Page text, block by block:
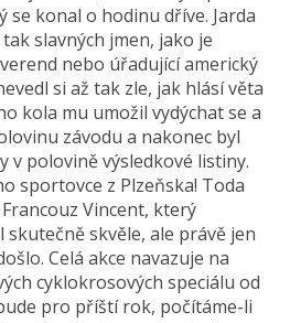
se konal o hodinu dříve. Jarda
slavných jmen, jako je
nebo úřadující americký
si až tak zle, jak hlásí věta
kola mu umožil vydýchat se a
závodu a nakonec byl
v polovině výsledkové listiny.
sportovce z Plzeňska! Toda
Vincent, který
skutečně skvěle, ale právě jen
Celá akce navazuje na
cyklokrosových speciálu od
pro příští rok, počítáme-li